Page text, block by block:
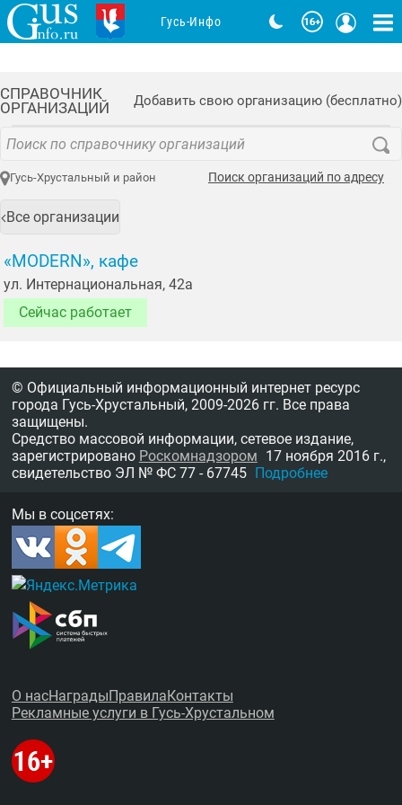
СПРАВОЧНИК
ОРГАНИЗАЦИЙ
Добавить свою организацию (бесплатно)
Гусь-Хрустальный и район Поиск организаций по адресу
Все организации
«MODERN», кафе
ул. Интернациональная, 42а
Сейчас работает
Гусь-Инфо
© Официальный информационный интернет ресурс
города Гусь-Хрустальный, 2009-2026 гг. Все права
защищены.
Средство массовой информации, сетевое издание,
зарегистрировано Роскомнадзором 17 ноября 2016 г.,
свидетельство ЭЛ № ФС 77 - 67745 Подробнее
Мы в соцсетях:
О насНаграды Правила Контакты
Рекламные услуги в Гусь-Хрустальном